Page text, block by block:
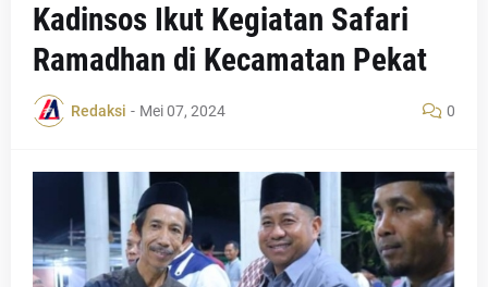
Kadinsos Ikut Kegiatan Safari
Ramadhan di Kecamatan Pekat
Redaksi - Mei 07, 2024 0